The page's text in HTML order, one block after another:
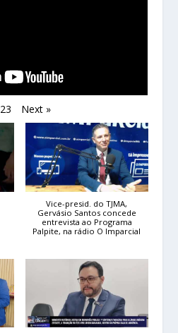
23 Next »
Vice-presid. do TJMA,
Gervásio Santos concede
entrevista ao Programa
Palpite, na rádio O Imparcial